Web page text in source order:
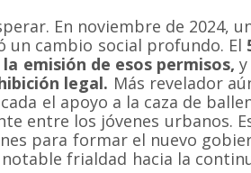
En noviembre de 2024,
un cambio social profundo. El
emisión de esos permisos,
legal. Más revelador
el apoyo a la caza de
entre los jóvenes urbanos.
para formar el nuevo
frialdad hacia la
chilena y sin fines de